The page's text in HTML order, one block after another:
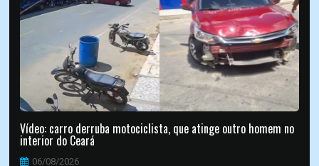
Vídeo: carro derruba motociclista, que atinge outro homem no
interior do Ceará
06/08/2026